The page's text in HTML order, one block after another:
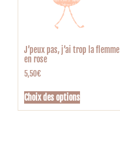
J’peux pas, j’ai trop la flemme
en rose
5,50€
Choix des options